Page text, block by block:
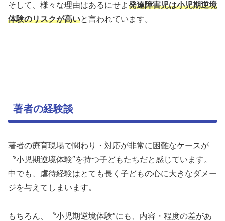
そして、様々な理由はあるにせよ発達障害児は小児期逆境
体験のリスクが高いと言われています。
著者の経験談
著者の療育現場で関わり・対応が非常に困難なケースが
〝小児期逆境体験″を持つ子どもたちだと感じています。
中でも、虐待経験はとても長く子どもの心に大きなダメー
ジを与えてしまいます。
もちろん、〝小児期逆境体験″にも、内容・程度の差があ